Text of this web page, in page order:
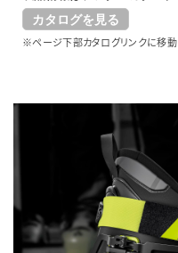
カタログを見る
※ページ下部カタログリンクに移動